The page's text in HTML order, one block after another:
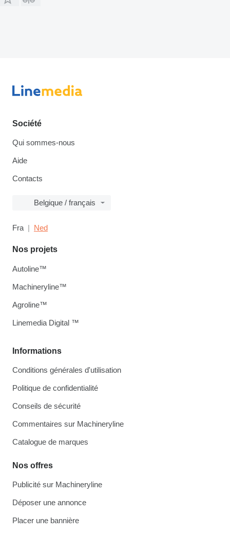
Société
Qui sommes-nous
Aide
Contacts
Belgique / français
Fra Ned
Informations
Conditions générales d'utilisation
Politique de confidentialité
Conseils de sécurité
Commentaires sur Machineryline
Catalogue de marques
Nos offres
Publicité sur Machineryline
Déposer une annonce
Placer une bannière
Nos projets
Autoline™
Machineryline™
Agroline™
Linemedia Digital ™